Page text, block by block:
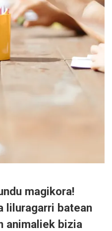
magikora!
liluragarri batean
animaliek bizia